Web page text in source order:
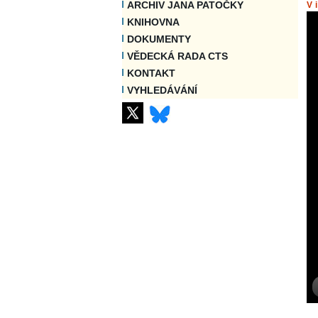
ARCHIV JANA PATOČKY
KNIHOVNA
DOKUMENTY
VĚDECKÁ RADA CTS
KONTAKT
VYHLEDÁVÁNÍ